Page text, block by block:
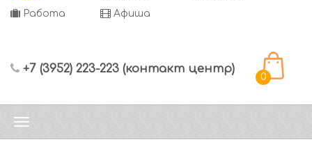
Работа
Афиша
+7 (3952) 223-223 (контакт центр)
0